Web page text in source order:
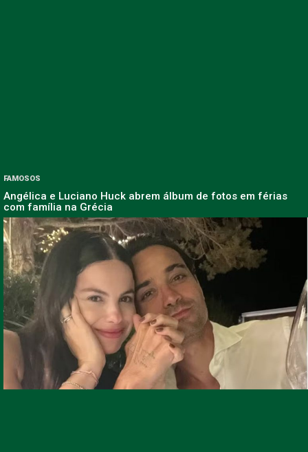
FAMOSOS
Angélica e Luciano Huck abrem álbum de fotos em férias
com família na Grécia